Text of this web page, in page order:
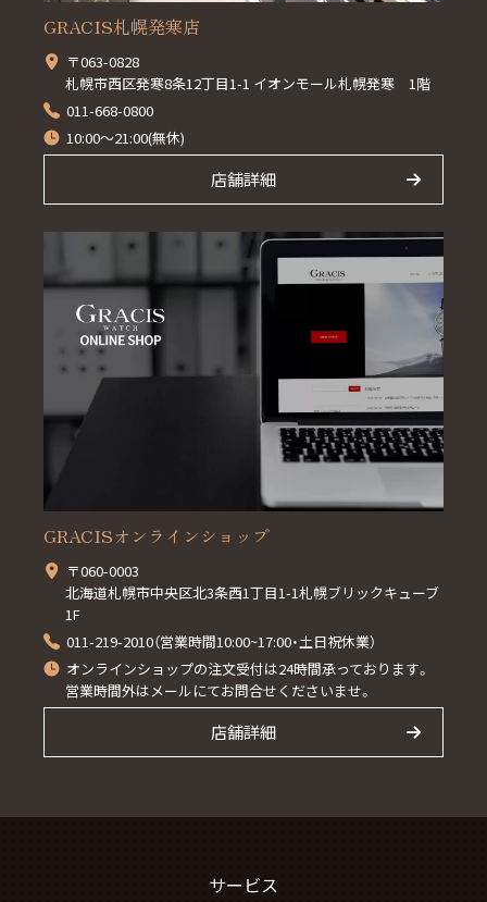
GRACIS札幌発寒店
〒063-0828
札幌市西区発寒8条12丁目1-1 イオンモール札幌発寒 1階
011-668-0800
10:00～21:00(無休)
店舗詳細
GRACISオンラインショップ
〒060-0003
北海道札幌市中央区北3条西1丁目1-1札幌ブリックキューブ
1F
011-219-2010（営業時間10:00~17:00・土日祝休業）
オンラインショップの注文受付は24時間承っております。
営業時間外はメールにてお問合せくださいませ。
店舗詳細
サービス